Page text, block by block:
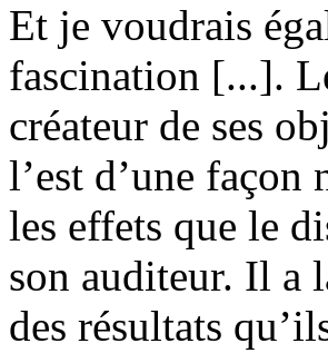
Et je voudrais
fascination [...].
créateur de ses
l’est d’une
les effets que le
son auditeur. Il a
des résultats